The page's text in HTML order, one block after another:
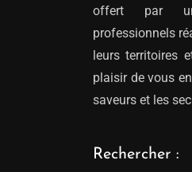
offert par
professionnels
leurs territoires
plaisir de vous
saveurs et les
Rechercher :